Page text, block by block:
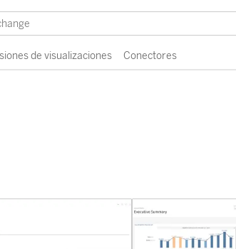
de visualizaciones Conectores